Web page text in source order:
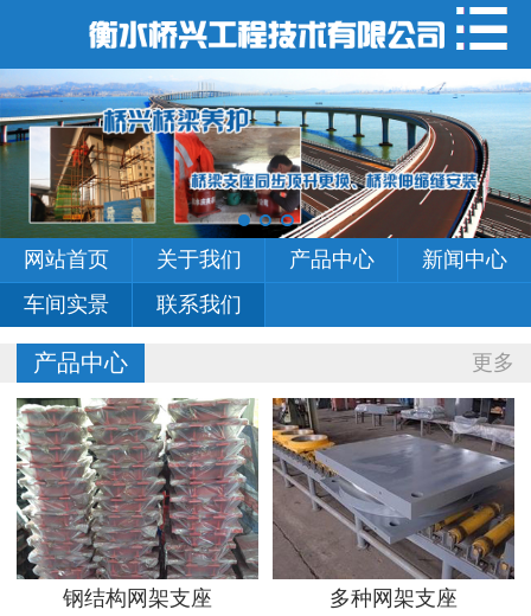
网站首页
关于我们
产品中心
新闻中心
车间实景
联系我们
网站首页 关于我们 产品中心
新闻中心
车间实景
联系我们
更多
产品中心
钢结构网架支座 多种网架支座